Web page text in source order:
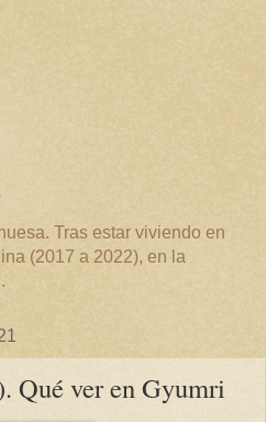
Tras estar viviendo en
(2017 a 2022), en la
Qué ver en Gyumri